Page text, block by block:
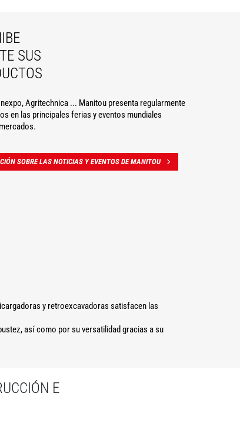
SUS
Agritechnica ... Manitou presenta regularmente
en las principales ferias y eventos mundiales
SOBRE LAS NOTICIAS Y EVENTOS DE MANITOU
y retroexcavadoras satisfacen las
así como por su versatilidad gracias a su
E